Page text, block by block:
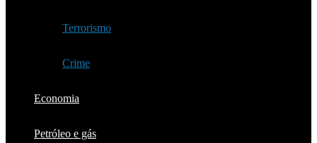
Terrorismo
Crime
Economia
Petróleo e gás